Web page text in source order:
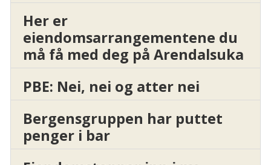
Her er
eiendomsarrangementene du
må få med deg på Arendalsuka
PBE: Nei, nei og atter nei
Bergensgruppen har puttet
penger i bar